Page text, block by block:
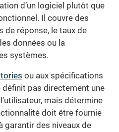
d’un logiciel plutôt que
Il couvre des
de réponse, le taux de
données ou la
systèmes.
ou aux spécifications
définit pas directement une
mais détermine
doit être fournie
garantir des niveaux de